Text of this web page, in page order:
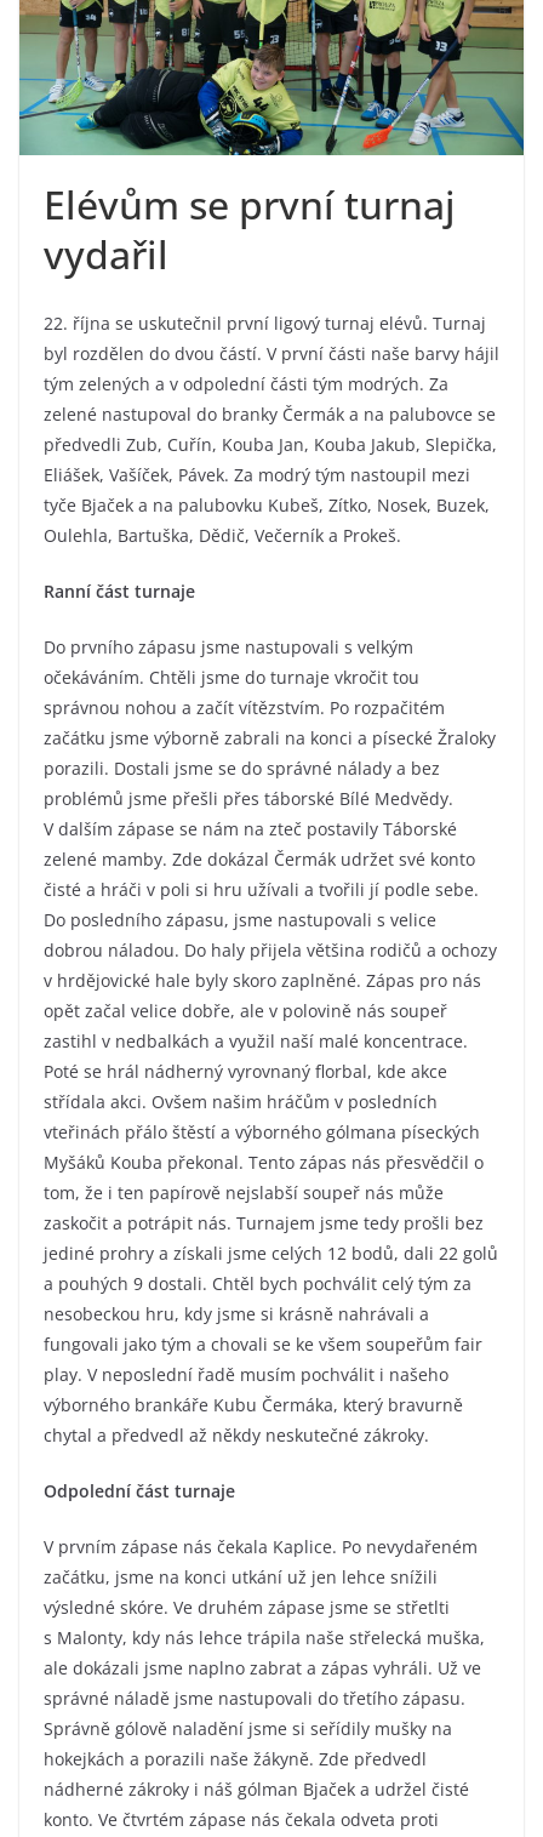
Elévům se první turnaj
vydařil
22. října se uskutečnil první ligový turnaj elévů. Turnaj
byl rozdělen do dvou částí. V první části naše barvy hájil
tým zelených a v odpolední části tým modrých. Za
zelené nastupoval do branky Čermák a na palubovce se
předvedli Zub, Cuřín, Kouba Jan, Kouba Jakub, Slepička,
Eliášek, Vašíček, Pávek. Za modrý tým nastoupil mezi
tyče Bjaček a na palubovku Kubeš, Zítko, Nosek, Buzek,
Oulehla, Bartuška, Dědič, Večerník a Prokeš.
Ranní část turnaje
Do prvního zápasu jsme nastupovali s velkým
očekáváním. Chtěli jsme do turnaje vkročit tou
správnou nohou a začít vítězstvím. Po rozpačitém
začátku jsme výborně zabrali na konci a písecké Žraloky
porazili. Dostali jsme se do správné nálady a bez
problémů jsme přešli přes táborské Bílé Medvědy.
V dalším zápase se nám na zteč postavily Táborské
zelené mamby. Zde dokázal Čermák udržet své konto
čisté a hráči v poli si hru užívali a tvořili jí podle sebe.
Do posledního zápasu, jsme nastupovali s velice
dobrou náladou. Do haly přijela většina rodičů a ochozy
v hrdějovické hale byly skoro zaplněné. Zápas pro nás
opět začal velice dobře, ale v polovině nás soupeř
zastihl v nedbalkách a využil naší malé koncentrace.
Poté se hrál nádherný vyrovnaný florbal, kde akce
střídala akci. Ovšem našim hráčům v posledních
vteřinách přálo štěstí a výborného gólmana píseckých
Myšáků Kouba překonal. Tento zápas nás přesvědčil o
tom, že i ten papírově nejslabší soupeř nás může
zaskočit a potrápit nás. Turnajem jsme tedy prošli bez
jediné prohry a získali jsme celých 12 bodů, dali 22 golů
a pouhých 9 dostali. Chtěl bych pochválit celý tým za
nesobeckou hru, kdy jsme si krásně nahrávali a
fungovali jako tým a chovali se ke všem soupeřům fair
play. V neposlední řadě musím pochválit i našeho
výborného brankáře Kubu Čermáka, který bravurně
chytal a předvedl až někdy neskutečné zákroky.
Odpolední část turnaje
V prvním zápase nás čekala Kaplice. Po nevydařeném
začátku, jsme na konci utkání už jen lehce snížili
výsledné skóre. Ve druhém zápase jsme se střetlti
s Malonty, kdy nás lehce trápila naše střelecká muška,
ale dokázali jsme naplno zabrat a zápas vyhráli. Už ve
správné náladě jsme nastupovali do třetího zápasu.
Správně gólově naladění jsme si seřídily mušky na
hokejkách a porazili naše žákyně. Zde předvedl
nádherné zákroky i náš gólman Bjaček a udržel čisté
konto. Ve čtvrtém zápase nás čekala odveta proti